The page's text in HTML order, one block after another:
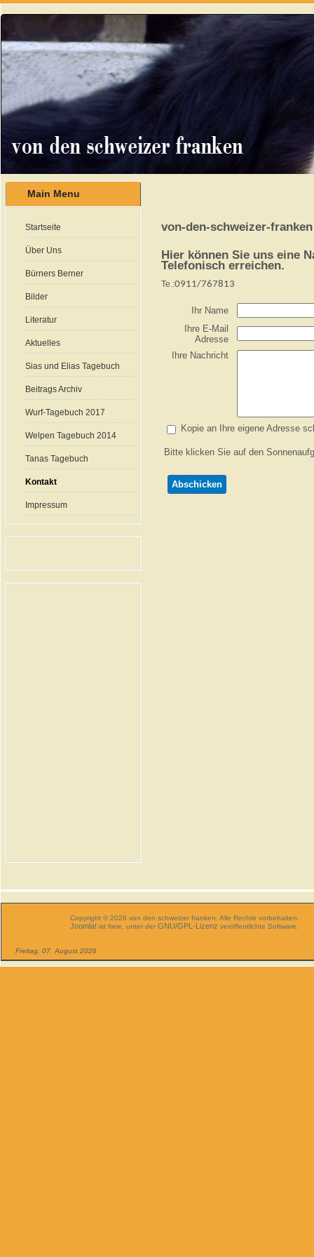
Main Menu
Startseite
Über Uns
Bürners Berner
Bilder
Literatur
Aktuelles
Sias und Elias Tagebuch
Beitrags Archiv
Wurf-Tagebuch 2017
Welpen Tagebuch 2014
Tanas Tagebuch
Kontakt
Impressum
von-den-schweizer-franken
Hier können Sie uns eine
Telefonisch erreichen.
Te.:0911/767813
Ihr Name
Ihre E-Mail
Adresse
Ihre Nachricht
Kopie an Ihre eigene Adresse
Bitte klicken Sie auf den
Copyright © 2026 von den schweizer franken. Alle Rechte vorbehalten.
Joomla! ist freie, unter der GNU/GPL-Lizenz veröffentlichte Software.
Freitag, 07. August 2026